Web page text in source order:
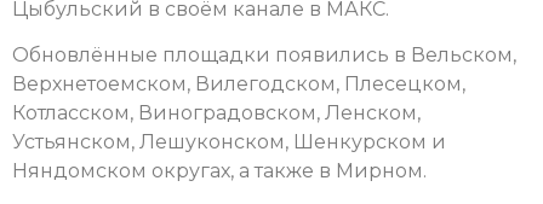
Цыбульский в своём канале в МАКС.
Обновлённые площадки появились в Вельском,
Верхнетоемском, Вилегодском, Плесецком,
Котласском, Виноградовском, Ленском,
Устьянском, Лешуконском, Шенкурском и
Няндомском округах, а также в Мирном.